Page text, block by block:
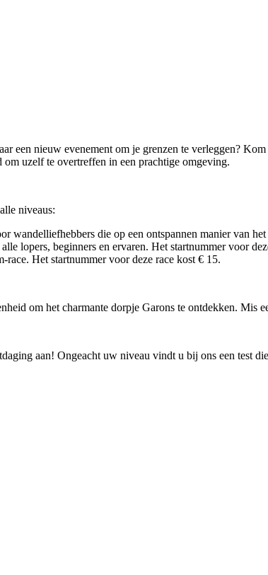
een nieuw evenement om je grenzen te verleggen?
uzelf te overtreffen in een prachtige omgeving.
niveaus:
wandelliefhebbers die op een ontspannen manier van
lopers, beginners en ervaren. Het startnummer voor
race. Het startnummer voor deze race kost € 15.
om het charmante dorpje Garons te ontdekken. Mis
aan! Ongeacht uw niveau vindt u bij ons een test